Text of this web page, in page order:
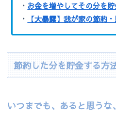
・ お金を増やしてその分を
・
【大暴露】我が家の節約
節約した分を貯金する方
いつまでも、 あると思うな